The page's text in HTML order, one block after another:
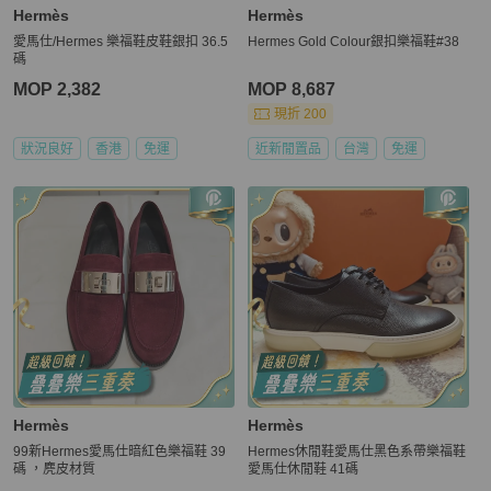
Hermès
愛馬仕/Hermes 樂福鞋皮鞋銀扣 36.5
碼
MOP 2,382
狀況良好 香港 免運
Hermès
Hermes Gold Colour銀扣樂福鞋#38
MOP 8,687
現折 200
近新閒置品 台灣 免運
Hermès
99新Hermes愛馬仕暗紅色樂福鞋 39
碼 ，麂皮材質
Hermès
Hermes休閒鞋愛馬仕黑色系帶樂福鞋
愛馬仕休閒鞋 41碼